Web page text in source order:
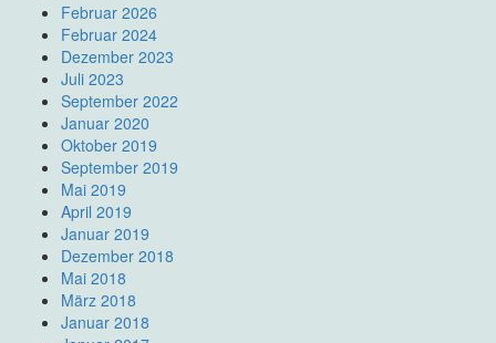
Februar 2026
Februar 2024
Dezember 2023
Juli 2023
September 2022
Januar 2020
Oktober 2019
September 2019
Mai 2019
April 2019
Januar 2019
Dezember 2018
Mai 2018
März 2018
Januar 2018